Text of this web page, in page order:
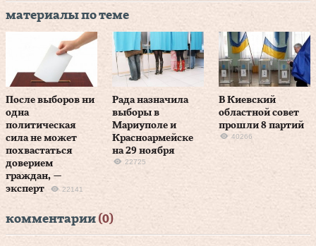
материалы по теме
После выборов ни
одна
политическая
сила не может
похвастаться
доверием
граждан, —
эксперт
22141
Рада назначила
выборы в
Мариуполе и
Красноармейске
на 29 ноября
22725
В Киевский
областной совет
прошли 8 партий
40266
комментарии (0)